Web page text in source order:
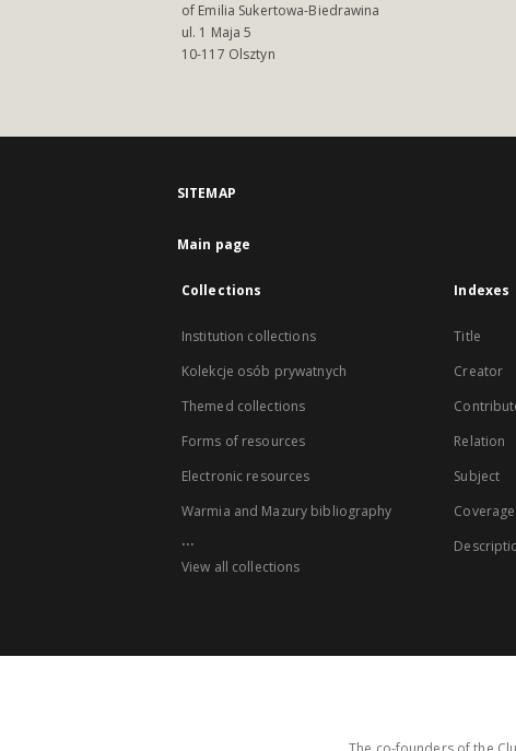
of Emilia Sukertowa-Biedrawina
ul. 1 Maja 5
10-117 Olsztyn
SITEMAP
Main page
Collections
Institution collections
Kolekcje osób prywatnych
Themed collections
Forms of resources
Electronic resources
Warmia and Mazury bibliography
...
View all collections
Indexes
Title
Creator
Relation
Subject
Coverage